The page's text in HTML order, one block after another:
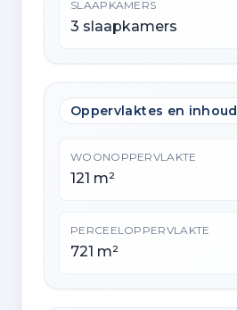
SLAAPKAMERS
3 slaapkamers
Oppervlaktes en inhoud
WOONOPPERVLAKTE
121 m²
PERCEELOPPERVLAKTE
721 m²